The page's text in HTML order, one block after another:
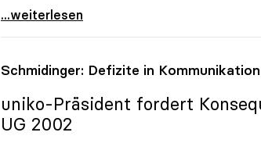
Ö1-Hörsaal: Bisher 130 Ideen zum Dialog mit
...weiterlesen
Schmidinger: Defizite in
uniko-Präsident fordert
UG 2002